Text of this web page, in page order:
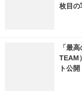
枚目
「最
TEAM
ト公